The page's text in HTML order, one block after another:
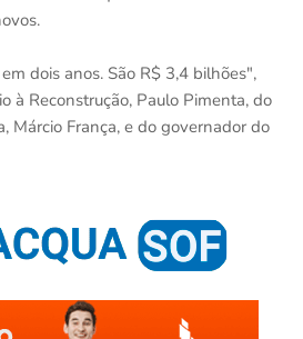
dois anos. São R$ 3,4 bilhões",
à Reconstrução, Paulo Pimenta, do
Márcio França, e do governador do